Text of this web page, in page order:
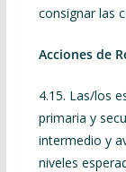
consignar las
Acciones de
4.15. Las/los
primaria y
intermedio y
niveles